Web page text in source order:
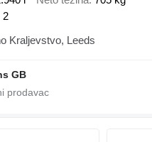
2
Kraljevstvo, Leeds
GB